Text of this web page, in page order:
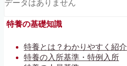
データはありません
特養の基礎知識
特養とは？わかりやすく紹介
特養の入所基準・特例入所